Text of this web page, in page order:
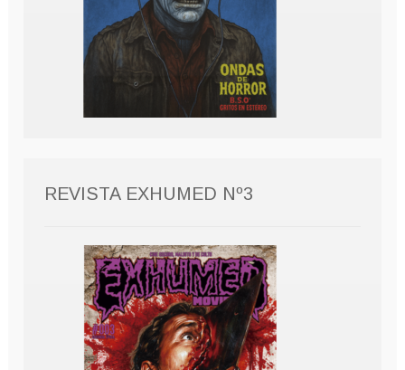
REVISTA EXHUMED Nº3